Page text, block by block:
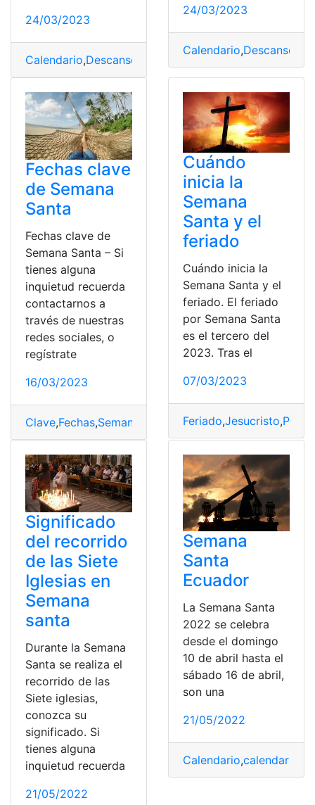
24/03/2023
Calendario,Descanso Semana Santa
24/03/2023
Calendario,Descanso
Fechas clave
de Semana
Santa
Fechas clave de
Semana Santa – Si
tienes alguna
inquietud recuerda
contactarnos a
través de nuestras
redes sociales, o
regístrate
16/03/2023
Clave,Fechas,Semana Santa Tradición,Vacaciones
Cuándo
inicia la
Semana
Santa y el
feriado
Cuándo inicia la
Semana Santa y el
feriado. El feriado
por Semana Santa
es el tercero del
2023. Tras el
07/03/2023
Feriado,Jesucristo,
Significado
del recorrido
de las Siete
Iglesias en
Semana
santa
Durante la Semana
Santa se realiza el
recorrido de las
Siete iglesias,
conozca su
significado. Si
tienes alguna
inquietud recuerda
21/05/2022
Semana
Santa
Ecuador
La Semana Santa
2022 se celebra
desde el domingo
10 de abril hasta el
sábado 16 de abril,
son una
21/05/2022
Calendario,calendario